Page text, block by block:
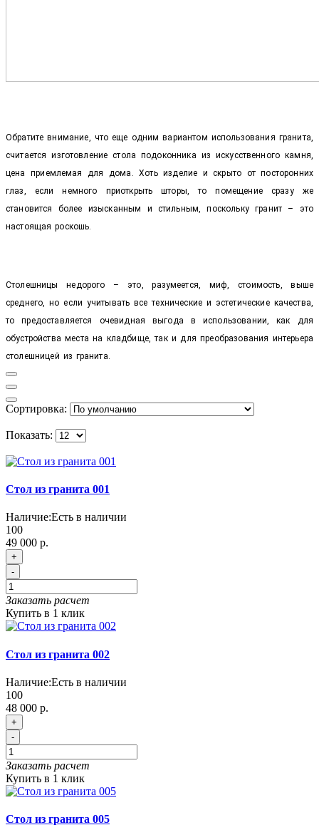
Обратите внимание, что еще одним вариантом использования гранита,
считается изготовление стола подоконника из искусственного камня,
цена приемлемая для дома. Хоть изделие и скрыто от посторонних
глаз, если немного приоткрыть шторы, то помещение сразу же
становится более изысканным и стильным, поскольку гранит – это
настоящая роскошь.
Столешницы недорого – это, разумеется, миф, стоимость, выше
среднего, но если учитывать все технические и эстетические качества,
то предоставляется очевидная выгода в использовании, как для
обустройства места на кладбище, так и для преобразования интерьера
столешницей из гранита.
Сортировка:
Показать:
Cтол из гранита 001
Наличие:Есть в наличии
100
49 000 р.
+
-
Заказать расчет
Купить в 1 клик
Cтол из гранита 002
Наличие:Есть в наличии
100
48 000 р.
+
-
Заказать расчет
Купить в 1 клик
Cтол из гранита 005